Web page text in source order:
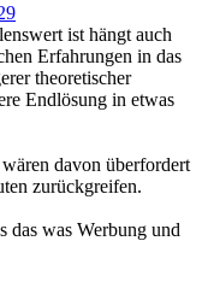
ist hängt auch
Erfahrungen in das
theoretischer
Endlösung in etwas
davon überfordert
zurückgreifen.
das was Werbung und